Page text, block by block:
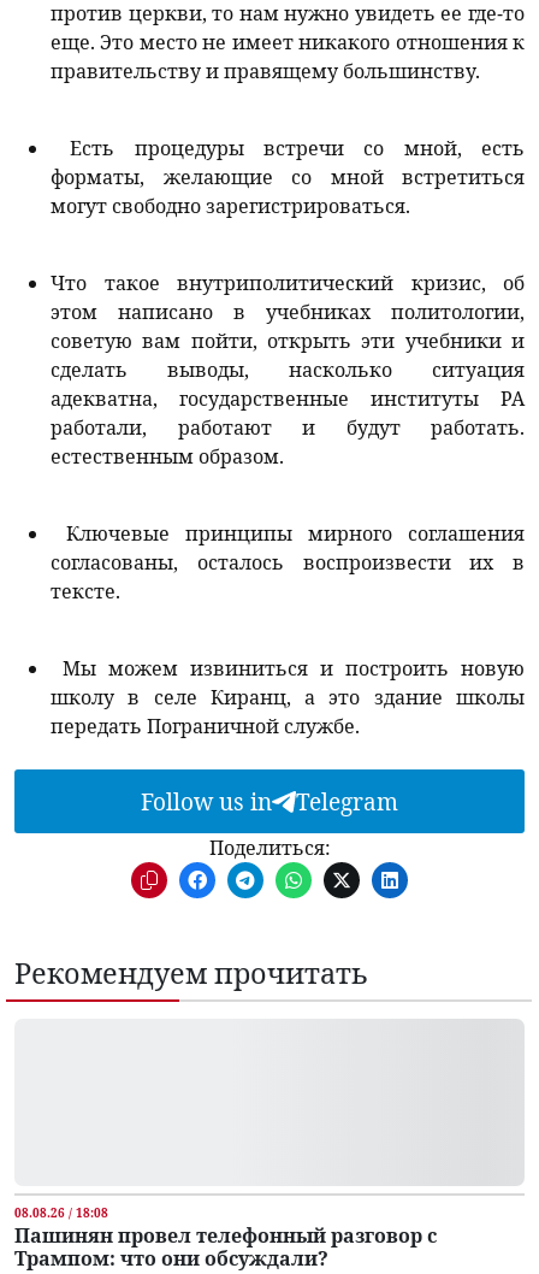
против церкви, то нам нужно увидеть ее где-то
еще. Это место не имеет никакого отношения к
правительству и правящему большинству.
Есть процедуры встречи со мной, есть
форматы, желающие со мной встретиться
могут свободно зарегистрироваться.
Что такое внутриполитический кризис, об
этом написано в учебниках политологии,
советую вам пойти, открыть эти учебники и
сделать выводы, насколько ситуация
адекватна, государственные институты РА
работали, работают и будут работать.
естественным образом.
Ключевые принципы мирного соглашения
согласованы, осталось воспроизвести их в
тексте.
Мы можем извиниться и построить новую
школу в селе Киранц, а это здание школы
передать Пограничной службе.
Follow us in Telegram
Поделиться:
Рекомендуем прочитать
08.08.26 / 18:08
Пашинян провел телефонный разговор с
Трампом: что они обсуждали?